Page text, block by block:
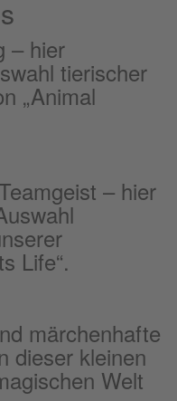
– hier
tierischer
„Animal
– hier
Life“.
märchenhafte
dieser kleinen
Welt